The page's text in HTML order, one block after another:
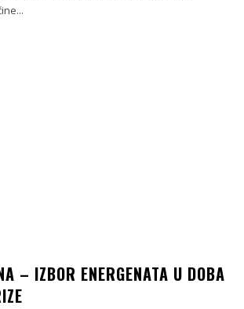
– IZBOR ENERGENATA U DOBA